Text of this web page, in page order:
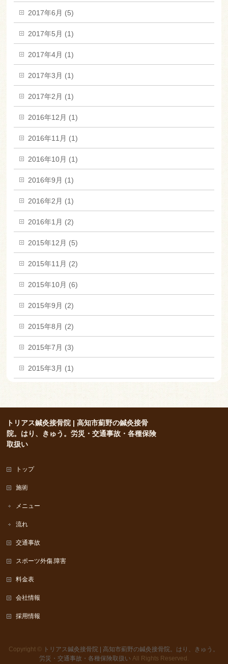
2017年6月 (5)
2017年5月 (1)
2017年4月 (1)
2017年3月 (1)
2017年2月 (1)
2016年12月 (1)
2016年11月 (1)
2016年10月 (1)
2016年9月 (1)
2016年2月 (1)
2016年1月 (2)
2015年12月 (5)
2015年11月 (2)
2015年10月 (6)
2015年9月 (2)
2015年8月 (2)
2015年7月 (3)
2015年3月 (1)
トリアス鍼灸接骨院 | 高知市薊野の鍼灸接骨
院。はり、きゅう。労災・交通事故・各種保険
取扱い
トップ
施術
メニュー
流れ
交通事故
スポーツ外傷.障害
料金表
会社情報
採用情報
Copyright ©
トリアス鍼灸接骨院 | 高知市薊野の鍼灸接骨院。はり、きゅう。
労災・交通事故・各種保険取扱い All Rights Reserved.